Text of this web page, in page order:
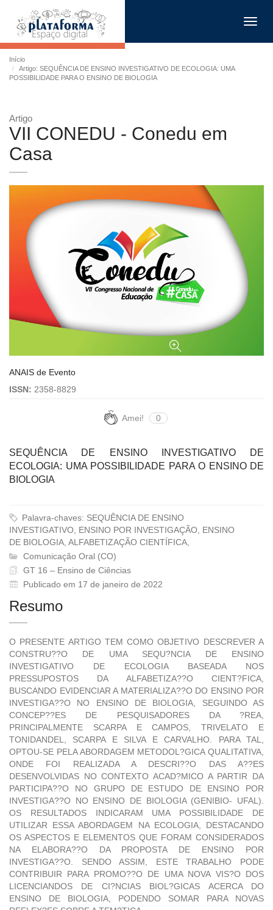
Início
Artigo: SEQUÊNCIA DE ENSINO INVESTIGATIVO DE ECOLOGIA: UMA
POSSIBILIDADE PARA O ENSINO DE BIOLOGIA
Artigo
VII CONEDU - Conedu em
Casa
ANAIS de Evento
ISSN: 2358-8829
Amei! 0
SEQUÊNCIA DE ENSINO INVESTIGATIVO DE
ECOLOGIA: UMA POSSIBILIDADE PARA O ENSINO DE
BIOLOGIA
Palavra-chaves: SEQUÊNCIA DE ENSINO
INVESTIGATIVO, ENSINO POR INVESTIGAÇÃO, ENSINO
DE BIOLOGIA, ALFABETIZAÇÃO CIENTÍFICA,
Comunicação Oral (CO)
GT 16 – Ensino de Ciências
Publicado em 17 de janeiro de 2022
Resumo
O PRESENTE ARTIGO TEM COMO OBJETIVO DESCREVER A
CONSTRU??O DE UMA SEQU?NCIA DE ENSINO
INVESTIGATIVO DE ECOLOGIA BASEADA NOS
PRESSUPOSTOS DA ALFABETIZA??O CIENT?FICA,
BUSCANDO EVIDENCIAR A MATERIALIZA??O DO ENSINO POR
INVESTIGA??O NO ENSINO DE BIOLOGIA, SEGUINDO AS
CONCEP??ES DE PESQUISADORES DA ?REA,
PRINCIPALMENTE SCARPA E CAMPOS, TRIVELATO E
TONIDANDEL, SCARPA E SILVA E CARVALHO. PARA TAL,
OPTOU-SE PELA ABORDAGEM METODOL?GICA QUALITATIVA,
ONDE FOI REALIZADA A DESCRI??O DAS A??ES
DESENVOLVIDAS NO CONTEXTO ACAD?MICO A PARTIR DA
PARTICIPA??O NO GRUPO DE ESTUDO DE ENSINO POR
INVESTIGA??O NO ENSINO DE BIOLOGIA (GENIBIO- UFAL).
OS RESULTADOS INDICARAM UMA POSSIBILIDADE DE
UTILIZAR ESSA ABORDAGEM NA ECOLOGIA, DESTACANDO
OS ASPECTOS E ELEMENTOS QUE FORAM CONSIDERADOS
NA ELABORA??O DA PROPOSTA DE ENSINO POR
INVESTIGA??O. SENDO ASSIM, ESTE TRABALHO PODE
CONTRIBUIR PARA PROMO??O DE UMA NOVA VIS?O DOS
LICENCIANDOS DE CI?NCIAS BIOL?GICAS ACERCA DO
ENSINO DE BIOLOGIA, PODENDO SOMAR PARA NOVAS